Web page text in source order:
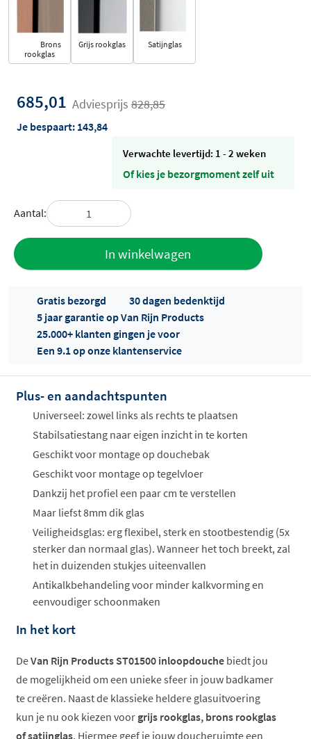
Brons
rookglas
Grijs rookglas Satijnglas
685,01 Adviesprijs 828,85
Je bespaart: 143,84
Verwachte levertijd: 1 - 2 weken
Of kies je bezorgmoment zelf uit
Aantal:
In winkelwagen
Offertes
ophalen...
Gratis bezorgd
30 dagen bedenktijd
5 jaar garantie op Van Rijn Products
25.000+ klanten gingen je voor
Een 9.1 op onze klantenservice
Plus- en aandachtspunten
Universeel: zowel links als rechts te plaatsen
Stabilsatiestang naar eigen inzicht in te korten
Geschikt voor montage op douchebak
Geschikt voor montage op tegelvloer
Dankzij het profiel een paar cm te verstellen
Maar liefst 8mm dik glas
Veiligheidsglas: erg flexibel, sterk en stootbestendig (5x
sterker dan normaal glas). Wanneer het toch breekt, zal
het in duizenden stukjes uiteenvallen
Antikalkbehandeling voor minder kalkvorming en
eenvoudiger schoonmaken
In het kort
DeVan Rijn Products ST01500 inloopdouche biedt jou
de mogelijkheid om een unieke sfeer in jouw badkamer
te creëren. Naast de klassieke heldere glasuitvoering
kun je nu ook kiezen voor grijs rookglas, brons rookglas
of satijnglas. Hiermee geef je jouw doucheruimte een